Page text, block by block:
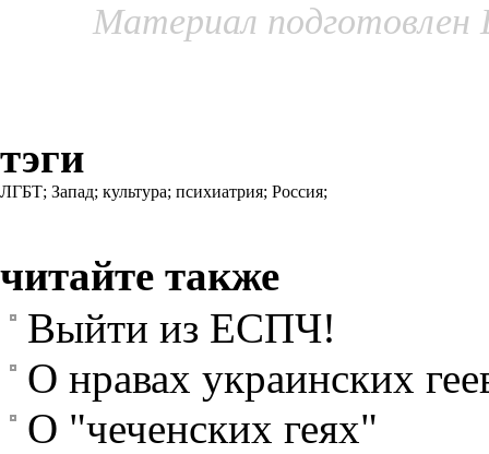
Материал подготовлен
тэги
ЛГБТ; Запад; культура; психиатрия; Россия;
читайте также
Выйти из ЕСПЧ!
О нравах украинских
О "чеченских геях"